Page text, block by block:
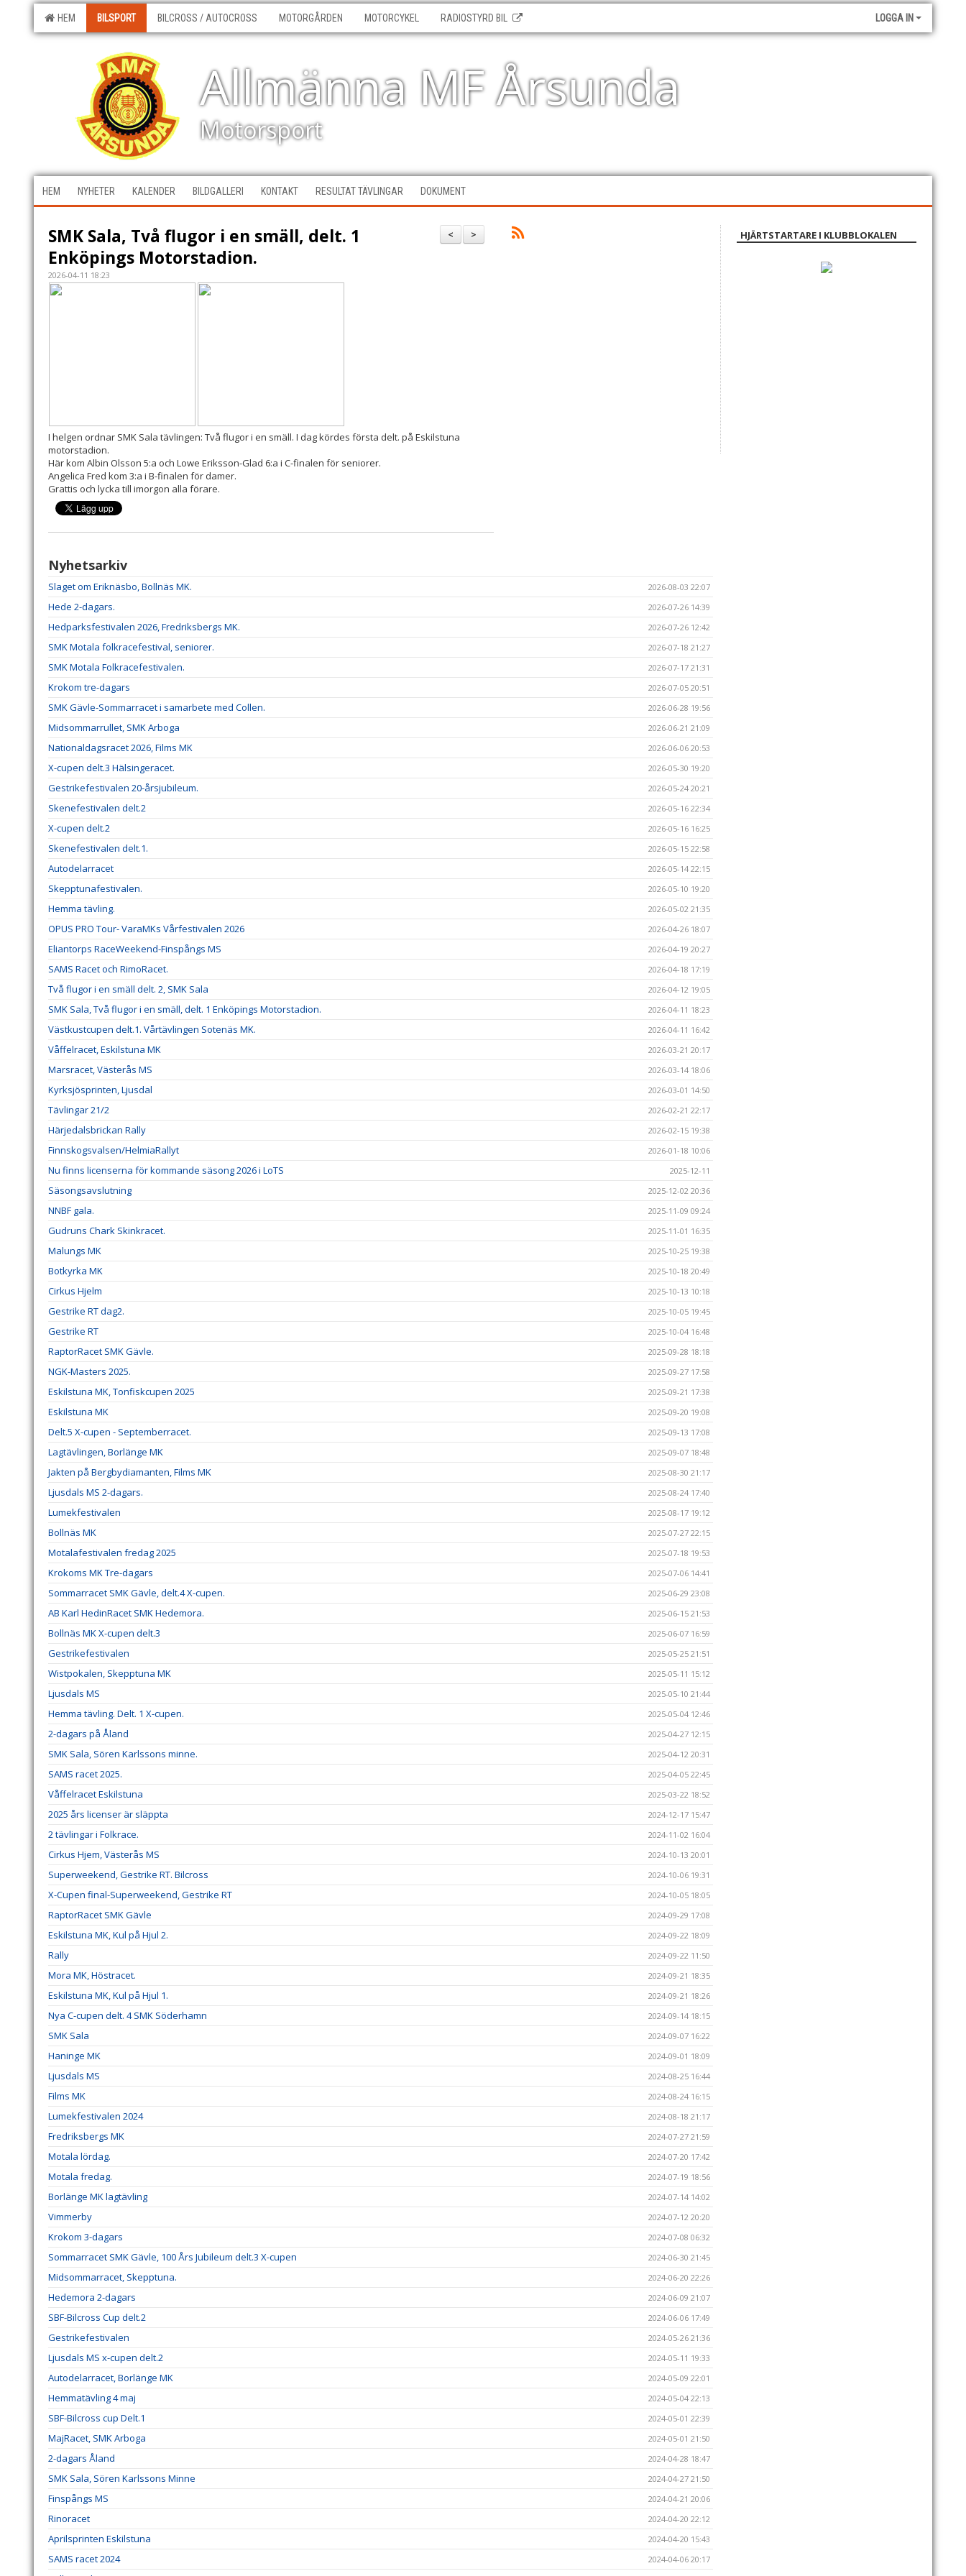
HEM BILSPORT BILCROSS / AUTOCROSS MOTORGÅRDEN MOTORCYKEL RADIOSTYRD BIL LOGGA IN
Allmänna MF Årsunda
Motorsport
HEM NYHETER KALENDER BILDGALLERI KONTAKT RESULTAT TÄVLINGAR DOKUMENT
>
<
SMK Sala, Två flugor i en smäll, delt. 1
Enköpings Motorstadion.
2026-04-11 18:23
I helgen ordnar SMK Sala tävlingen: Två flugor i en smäll. I dag kördes första delt. på Eskilstuna
motorstadion.
Här kom Albin Olsson 5:a och Lowe Eriksson-Glad 6:a i C-finalen för seniorer.
Angelica Fred kom 3:a i B-finalen för damer.
Grattis och lycka till imorgon alla förare.
Nyhetsarkiv
Slaget om Eriknäsbo, Bollnäs MK. 2026-08-03 22:07
Hede 2-dagars. 2026-07-26 14:39
Hedparksfestivalen 2026, Fredriksbergs MK. 2026-07-26 12:42
SMK Motala folkracefestival, seniorer. 2026-07-18 21:27
SMK Motala Folkracefestivalen. 2026-07-17 21:31
Krokom tre-dagars 2026-07-05 20:51
SMK Gävle-Sommarracet i samarbete med Collen. 2026-06-28 19:56
Midsommarrullet, SMK Arboga 2026-06-21 21:09
Nationaldagsracet 2026, Films MK 2026-06-06 20:53
X-cupen delt.3 Hälsingeracet. 2026-05-30 19:20
Gestrikefestivalen 20-årsjubileum. 2026-05-24 20:21
Skenefestivalen delt.2 2026-05-16 22:34
X-cupen delt.2 2026-05-16 16:25
Skenefestivalen delt.1. 2026-05-15 22:58
Autodelarracet 2026-05-14 22:15
Skepptunafestivalen. 2026-05-10 19:20
Hemma tävling. 2026-05-02 21:35
OPUS PRO Tour- VaraMKs Vårfestivalen 2026 2026-04-26 18:07
Eliantorps RaceWeekend-Finspångs MS 2026-04-19 20:27
SAMS Racet och RimoRacet. 2026-04-18 17:19
Två flugor i en smäll delt. 2, SMK Sala 2026-04-12 19:05
SMK Sala, Två flugor i en smäll, delt. 1 Enköpings Motorstadion. 2026-04-11 18:23
Västkustcupen delt.1. Vårtävlingen Sotenäs MK. 2026-04-11 16:42
Våffelracet, Eskilstuna MK 2026-03-21 20:17
Marsracet, Västerås MS 2026-03-14 18:06
Kyrksjösprinten, Ljusdal 2026-03-01 14:50
Tävlingar 21/2 2026-02-21 22:17
Härjedalsbrickan Rally 2026-02-15 19:38
Finnskogsvalsen/HelmiaRallyt 2026-01-18 10:06
Nu finns licenserna för kommande säsong 2026 i LoTS 2025-12-11
Säsongsavslutning 2025-12-02 20:36
NNBF gala. 2025-11-09 09:24
Gudruns Chark Skinkracet. 2025-11-01 16:35
Malungs MK 2025-10-25 19:38
Botkyrka MK 2025-10-18 20:49
Cirkus Hjelm 2025-10-13 10:18
Gestrike RT dag2. 2025-10-05 19:45
Gestrike RT 2025-10-04 16:48
RaptorRacet SMK Gävle. 2025-09-28 18:18
NGK-Masters 2025. 2025-09-27 17:58
Eskilstuna MK, Tonfiskcupen 2025 2025-09-21 17:38
Eskilstuna MK 2025-09-20 19:08
Delt.5 X-cupen - Septemberracet. 2025-09-13 17:08
Lagtävlingen, Borlänge MK 2025-09-07 18:48
Jakten på Bergbydiamanten, Films MK 2025-08-30 21:17
Ljusdals MS 2-dagars. 2025-08-24 17:40
Lumekfestivalen 2025-08-17 19:12
Bollnäs MK 2025-07-27 22:15
Motalafestivalen fredag 2025 2025-07-18 19:53
Krokoms MK Tre-dagars 2025-07-06 14:41
Sommarracet SMK Gävle, delt.4 X-cupen. 2025-06-29 23:08
AB Karl HedinRacet SMK Hedemora. 2025-06-15 21:53
Bollnäs MK X-cupen delt.3 2025-06-07 16:59
Gestrikefestivalen 2025-05-25 21:51
Wistpokalen, Skepptuna MK 2025-05-11 15:12
Ljusdals MS 2025-05-10 21:44
Hemma tävling. Delt. 1 X-cupen. 2025-05-04 12:46
2-dagars på Åland 2025-04-27 12:15
SMK Sala, Sören Karlssons minne. 2025-04-12 20:31
SAMS racet 2025. 2025-04-05 22:45
Våffelracet Eskilstuna 2025-03-22 18:52
2025 års licenser är släppta 2024-12-17 15:47
2 tävlingar i Folkrace. 2024-11-02 16:04
Cirkus Hjem, Västerås MS 2024-10-13 20:01
Superweekend, Gestrike RT. Bilcross 2024-10-06 19:31
X-Cupen final-Superweekend, Gestrike RT 2024-10-05 18:05
RaptorRacet SMK Gävle 2024-09-29 17:08
Eskilstuna MK, Kul på Hjul 2. 2024-09-22 18:09
Rally 2024-09-22 11:50
Mora MK, Höstracet. 2024-09-21 18:35
Eskilstuna MK, Kul på Hjul 1. 2024-09-21 18:26
Nya C-cupen delt. 4 SMK Söderhamn 2024-09-14 18:15
SMK Sala 2024-09-07 16:22
Haninge MK 2024-09-01 18:09
Ljusdals MS 2024-08-25 16:44
Films MK 2024-08-24 16:15
Lumekfestivalen 2024 2024-08-18 21:17
Fredriksbergs MK 2024-07-27 21:59
Motala lördag. 2024-07-20 17:42
Motala fredag. 2024-07-19 18:56
Borlänge MK lagtävling 2024-07-14 14:02
Vimmerby 2024-07-12 20:20
Krokom 3-dagars 2024-07-08 06:32
Sommarracet SMK Gävle, 100 Års Jubileum delt.3 X-cupen 2024-06-30 21:45
Midsommarracet, Skepptuna. 2024-06-20 22:26
Hedemora 2-dagars 2024-06-09 21:07
SBF-Bilcross Cup delt.2 2024-06-06 17:49
Gestrikefestivalen 2024-05-26 21:36
Ljusdals MS x-cupen delt.2 2024-05-11 19:33
Autodelarracet, Borlänge MK 2024-05-09 22:01
Hemmatävling 4 maj 2024-05-04 22:13
SBF-Bilcross cup Delt.1 2024-05-01 22:39
MajRacet, SMK Arboga 2024-05-01 21:50
2-dagars Åland 2024-04-28 18:47
SMK Sala, Sören Karlssons Minne 2024-04-27 21:50
Finspångs MS 2024-04-21 20:06
Rinoracet 2024-04-20 22:12
Aprilsprinten Eskilstuna 2024-04-20 15:43
SAMS racet 2024 2024-04-06 20:17
HJÄRTSTARTARE I KLUBBLOKALEN